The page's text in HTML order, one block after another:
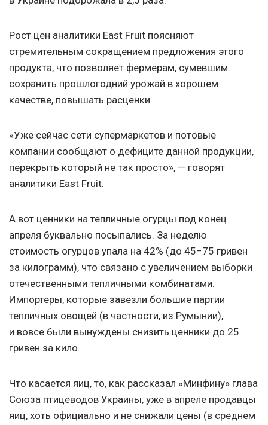
Рост цен аналитики East Fruit поясняют
стремительным сокращением предложения этого
продукта, что позволяет фермерам, сумевшим
сохранить прошлогодний урожай в хорошем
качестве, повышать расценки.
«Уже сейчас сети супермаркетов и потовые
компании сообщают о дефиците данной продукции,
перекрыть который не так просто», — говорят
аналитики East Fruit.
А вот ценники на тепличные огурцы под конец
апреля буквально посыпались. За неделю
стоимость огурцов упала на 42% (до 45−75 гривен
за килограмм), что связано с увеличением выборки
отечественными тепличными комбинатами.
Импортеры, которые завезли большие партии
тепличных овощей (в частности, из Румынии),
и вовсе были вынуждены снизить ценники до 25
гривен за кило.
Что касается яиц, то, как рассказал «Минфину» глава
Союза птицеводов Украины, уже в апреле продавцы
яиц, хоть официально и не снижали цены (в среднем